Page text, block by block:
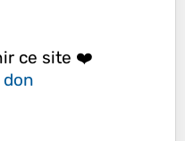
ce site ❤️
don